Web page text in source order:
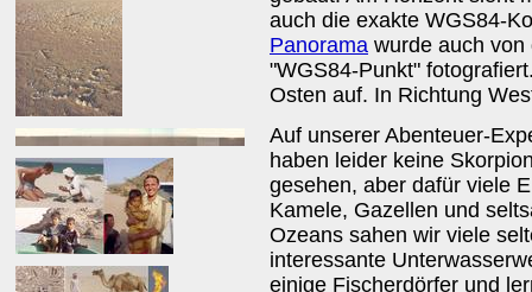
auch die exakte WGS84-
Panorama wurde auch von
"WGS84-Punkt"
Osten auf. In Richtung
Auf unserer Abenteuer-
haben leider keine
gesehen, aber dafür viele
Kamele, Gazellen und
Ozeans sahen wir viele
interessante
einige Fischerdörfer und